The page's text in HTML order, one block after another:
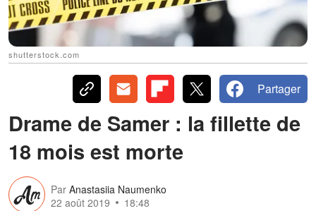
shutterstock.com
Partager
Drame de Samer : la fillette de
18 mois est morte
Par Anastasiia Naumenko
22 août 2019
18:48